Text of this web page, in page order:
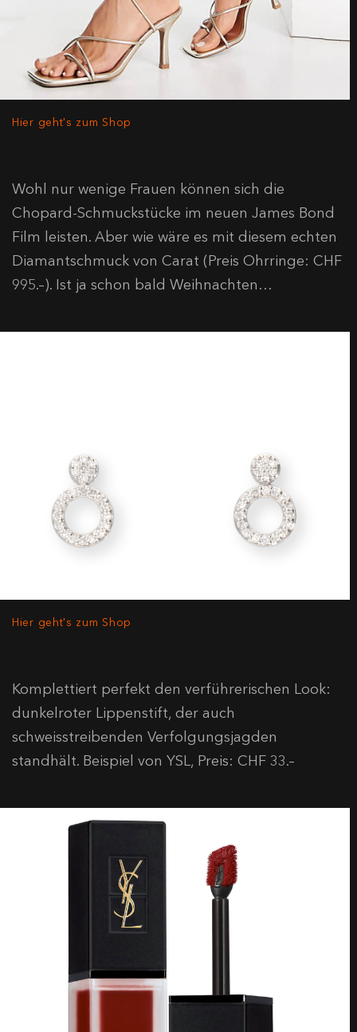
Hier geht's zum Shop
Wohl nur wenige Frauen können sich die
Chopard-Schmuckstücke im neuen James Bond
Film leisten. Aber wie wäre es mit diesem echten
Diamantschmuck von Carat (Preis Ohrringe: CHF
995.–). Ist ja schon bald Weihnachten…
Hier geht's zum Shop
Komplettiert perfekt den verführerischen Look:
dunkelroter Lippenstift, der auch
schweisstreibenden Verfolgungsjagden
standhält. Beispiel von YSL, Preis: CHF 33.–